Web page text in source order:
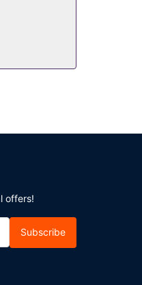
offers!
Subscribe